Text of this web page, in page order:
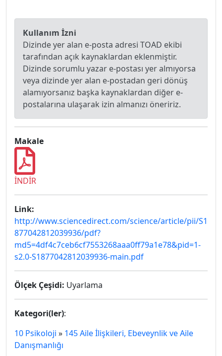
Kullanım İzni
Dizinde yer alan e-posta adresi TOAD ekibi
tarafından açık kaynaklardan eklenmiştir.
Dizinde sorumlu yazar e-postası yer almıyorsa
veya dizinde yer alan e-postadan geri dönüş
alamıyorsanız başka kaynaklardan diğer e-
postalarına ulaşarak izin almanızı öneririz.
Makale
İNDİR
Link:
http://www.sciencedirect.com/science/article/pii/S1
877042812039936/pdf?
md5=4df4c7ceb6cf7553268aaa0ff79a1e78&pid=1-
s2.0-S1877042812039936-main.pdf
Ölçek Çeşidi: Uyarlama
Kategori(ler):
10 Psikoloji » 145 Aile İlişkileri, Ebeveynlik ve Aile
Danışmanlığı